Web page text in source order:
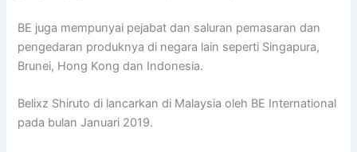
BE juga mempunyai pejabat dan saluran pemasaran dan
pengedaran produknya di negara lain seperti Singapura,
Brunei, Hong Kong dan Indonesia.
Belixz Shiruto di lancarkan di Malaysia oleh BE International
pada bulan Januari 2019.